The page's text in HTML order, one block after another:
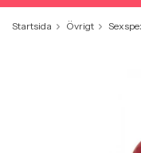
Startsida Övrigt